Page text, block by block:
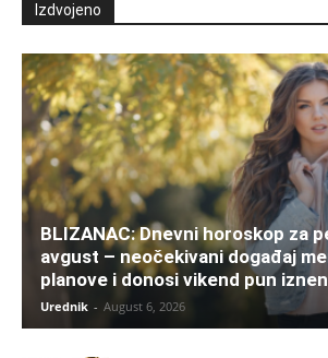
Izdvojeno
BLIZANAC: Dnevni horoskop za
avgust – neočekivani događaj
planove i donosi vikend pun
Urednik - August 6, 2026